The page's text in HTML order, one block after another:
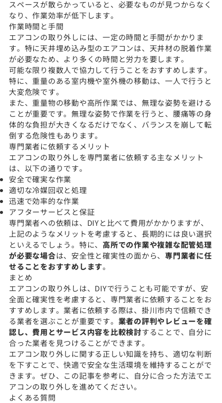
スペースが散らかっていると、必要なものが見つからなく
なり、作業効率が低下します。
作業時間と手間
エアコンの取り外しには、一定の時間と手間がかかりま
す。特に天井埋め込み型のエアコンは、天井材の脱着作業
が必要なため、より多くの時間と労力を要します。
可能な限り複数人で協力して行うことをおすすめします。
特に、重量のある室内機や室外機の移動は、一人で行うと
大変危険です。
また、重量物の移動や高所作業では、無理な姿勢を避ける
ことが重要です。無理な姿勢で作業を行うと、腰痛等の身
体的な負担が大きくなるだけでなく、バランスを崩して転
倒する危険性もあります。
専門業者に依頼するメリット
エアコンの取り外しを専門業者に依頼する主なメリット
は、以下の通りです。
安全で確実な作業
適切な冷媒回収と処理
迅速で効率的な作業
アフターサービスと保証
専門業者への依頼は、DIYと比べて費用がかかりますが、
上記のようなメリットを考慮すると、長期的には良い選択
といえるでしょう。特に、 高所での作業や複雑な配管処理
が必要な場合は、安全性と確実性の面から、 専門業者に任
せることをおすすめします。
まとめ
エアコンの取り外しは、DIYで行うことも可能ですが、安
全面と確実性を考慮すると、専門業者に依頼することをお
すすめします。業者に依頼する際は、掛川市内で信頼でき
る業者を選ぶことが重要です。 業者の評判やレビューを確
認し、費用とサービス内容を比較検討することで、自分に
合った業者を見つけることができます。
エアコン取り外しに関する正しい知識を持ち、適切な判断
を下すことで、快適で安全な生活環境を維持することがで
きます。ぜひ、この記事を参考に、自分に合った方法でエ
アコンの取り外しを進めてください。
よくある質問